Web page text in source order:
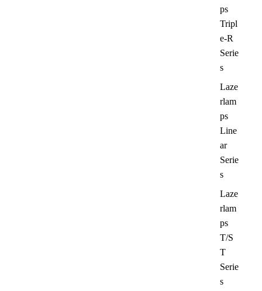
ps
Tripl
e-R
Serie
s
Laze
rlam
ps
Line
ar
Serie
s
Laze
rlam
ps
T/S
T
Serie
s